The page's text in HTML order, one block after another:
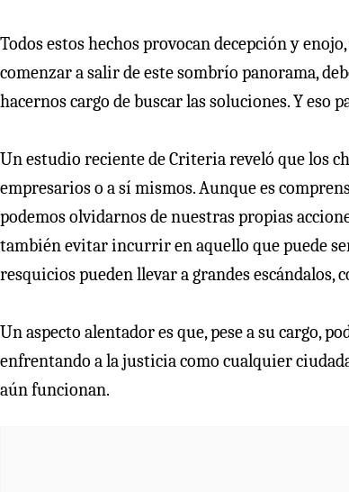
Todos estos hechos provocan decepción y
comenzar a salir de este sombrío panorama,
hacernos cargo de buscar las soluciones. Y eso
Un estudio reciente de Criteria reveló que los
empresarios o a sí mismos. Aunque es
podemos olvidarnos de nuestras propias
también evitar incurrir en aquello que puede
resquicios pueden llevar a grandes escándalos,
Un aspecto alentador es que, pese a su cargo,
enfrentando a la justicia como cualquier
aún funcionan.